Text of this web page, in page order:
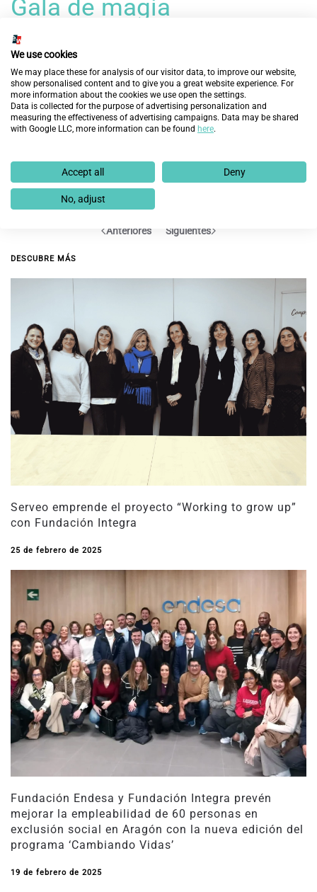
Gala de magia
Gala de magia
Gala de magia
Anteriores Siguientes
DESCUBRE MÁS
Serveo emprende el proyecto “Working to grow up”
con Fundación Integra
25 de febrero de 2025
Fundación Endesa y Fundación Integra prevén
mejorar la empleabilidad de 60 personas en
exclusión social en Aragón con la nueva edición del
programa ‘Cambiando Vidas’
19 de febrero de 2025
We use cookies
We may place these for analysis of our visitor data, to improve our website,
show personalised content and to give you a great website experience. For
more information about the cookies we use open the settings.
Data is collected for the purpose of advertising personalization and
measuring the effectiveness of advertising campaigns. Data may be shared
with Google LLC, more information can be found here.
Accept all Deny
No, adjust